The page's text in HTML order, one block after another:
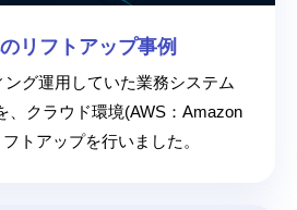
リフトアップ事例
グ運用していた業務システム
、クラウド環境(AWS：Amazon
トアップを行いました。